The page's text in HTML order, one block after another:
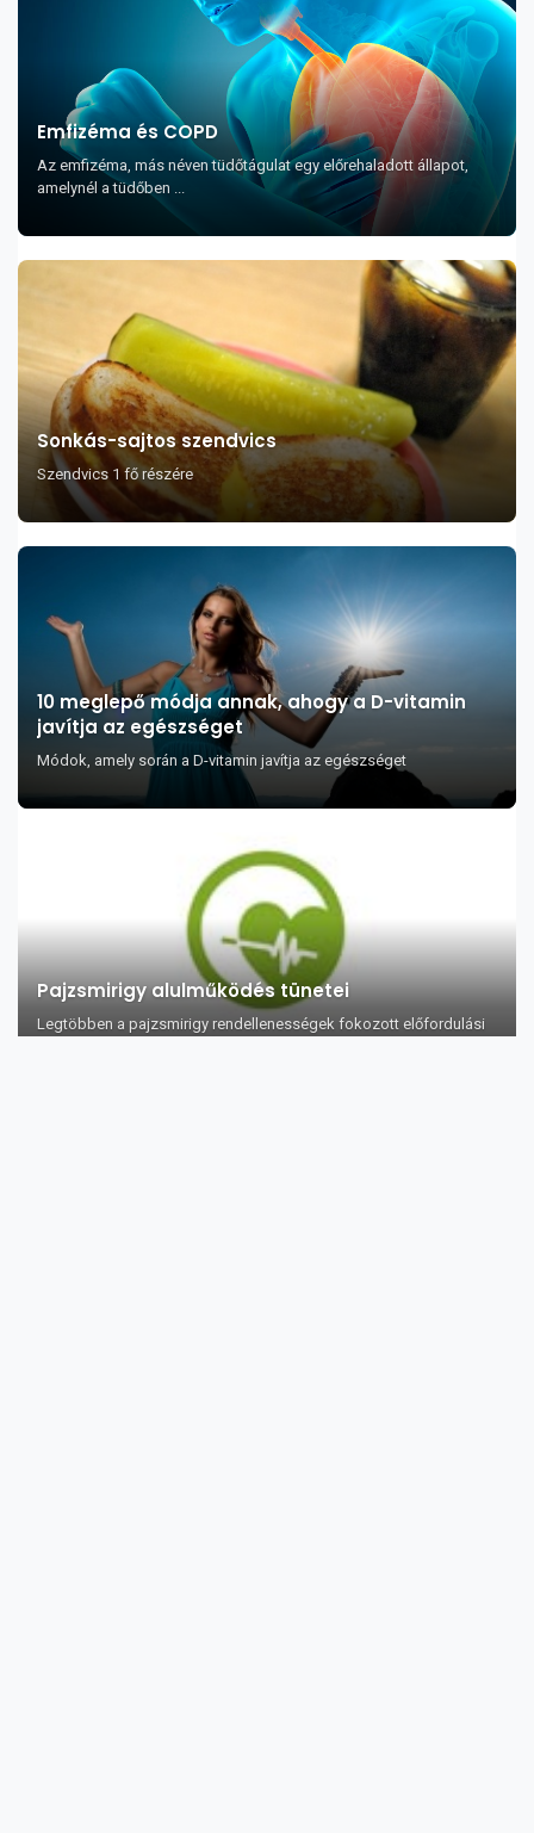
Emfizéma és COPD
Az emfizéma, más néven tüdőtágulat egy előrehaladott állapot,
amelynél a tüdőben ...
Sonkás-sajtos szendvics
Szendvics 1 fő részére
10 meglepő módja annak, ahogy a D-vitamin
javítja az egészséget
Módok, amely során a D-vitamin javítja az egészséget
Pajzsmirigy alulműködés tünetei
Legtöbben a pajzsmirigy rendellenességek fokozott előfordulási